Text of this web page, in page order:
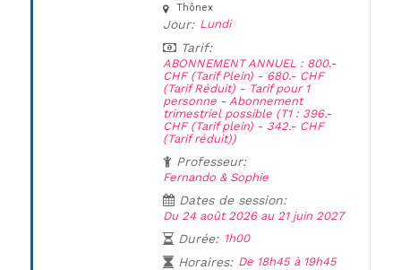
Thônex
Jour: Lundi
Tarif:
ABONNEMENT ANNUEL : 800.-
CHF (Tarif Plein) - 680.- CHF
(Tarif Réduit) - Tarif pour 1
personne - Abonnement
trimestriel possible (T1 : 396.-
CHF (Tarif plein) - 342.- CHF
(Tarif réduit))
Professeur:
Fernando & Sophie
Dates de session:
Du 24 août 2026 au 21 juin 2027
Durée: 1h00
Horaires: De 18h45 à 19h45